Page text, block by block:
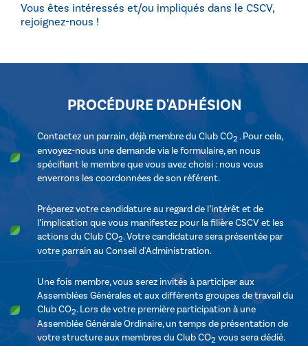
Vous êtes intéressés et/ou impliqués dans le CSCV,
rejoignez-nous !
PROCÉDURE D'ADHÉSION
Contactez un parrain, déjà membre du Club CO2. Pour cela,
envoyez-nous une demande via le formulaire, en nous
spécifiant le membre que vous avez choisi : nous vous
enverrons les coordonnées de son référent.
Préparez votre candidature au regard de l’intérêt et de
l’implication que vous manifestez pour la filière CSCV et les
actions du Club CO2. Votre candidature sera présentée par
votre parrain au Conseil d'Administration.
Une fois membre, vous serez invités à participer aux
Assemblées Générales et aux différents groupes de travail du
Club CO2. Lors de votre première participation à une
Assemblée Générale Ordinaire, un temps de présentation de
votre structure aux membres du Club CO2 vous sera dédié.